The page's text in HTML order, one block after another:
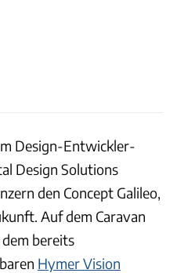
Design-Entwickler-
Design Solutions
den Concept Galileo,
Auf dem Caravan
bereits
Hymer Vision